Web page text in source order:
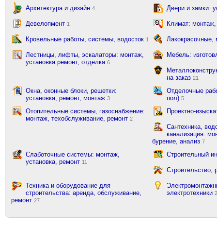
Архитектура и дизайн 4 Двери и замки:
Девелопмент 1 Климат:
Кровельные работы, системы, водосток 1
Лестницы, лифты, эскалаторы: монтаж,
установка ремонт, отделка 6
Мебель:
на заказ 21
Окна, оконные блоки, решетки:
установка, ремонт, монтаж 3
Отделочные
пол) 5
Отопительные системы, газоснабжение:
монтаж, техобслуживание, ремонт 2
Проектно-
Сантехника,
канализация:
бурение, анализ 7
Слаботочные системы: монтаж,
установка, ремонт 11
Строительный
Строительство,
Техника и оборудование для
строительства: аренда, обслуживание,
ремонт 27
электротехники